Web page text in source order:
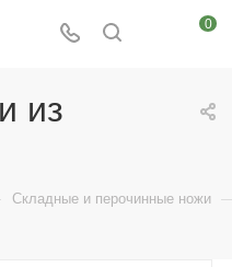
0
из
Складные и перочинные ножи